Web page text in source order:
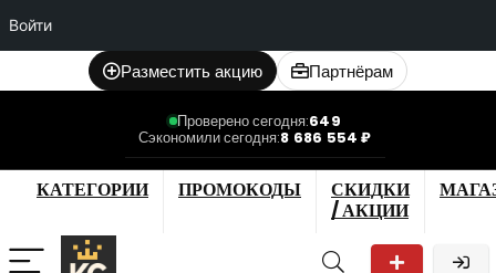
Войти
Разместить акцию Партнёрам
Проверено сегодня:649
Сэкономили сегодня:8 686 554 ₽
КАТЕГОРИИ ПРОМОКОДЫ
СКИДКИ
/ АКЦИИ